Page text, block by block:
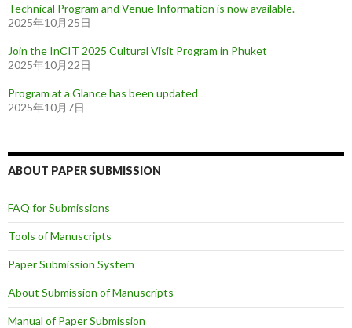
Technical Program and Venue Information is now available.
2025年10月25日
Join the InCIT 2025 Cultural Visit Program in Phuket
2025年10月22日
Program at a Glance has been updated
2025年10月7日
ABOUT PAPER SUBMISSION
FAQ for Submissions
Tools of Manuscripts
Paper Submission System
About Submission of Manuscripts
Manual of Paper Submission